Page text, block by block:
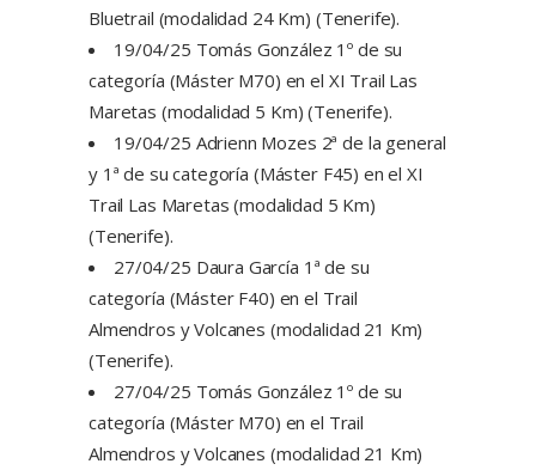
Bluetrail (modalidad 24 Km) (Tenerife).
19/04/25 Tomás González 1º de su
categoría (Máster M70) en el XI Trail Las
Maretas (modalidad 5 Km) (Tenerife).
19/04/25 Adrienn Mozes 2ª de la general
y 1ª de su categoría (Máster F45) en el XI
Trail Las Maretas (modalidad 5 Km)
(Tenerife).
27/04/25 Daura García 1ª de su
categoría (Máster F40) en el Trail
Almendros y Volcanes (modalidad 21 Km)
(Tenerife).
27/04/25 Tomás González 1º de su
categoría (Máster M70) en el Trail
Almendros y Volcanes (modalidad 21 Km)